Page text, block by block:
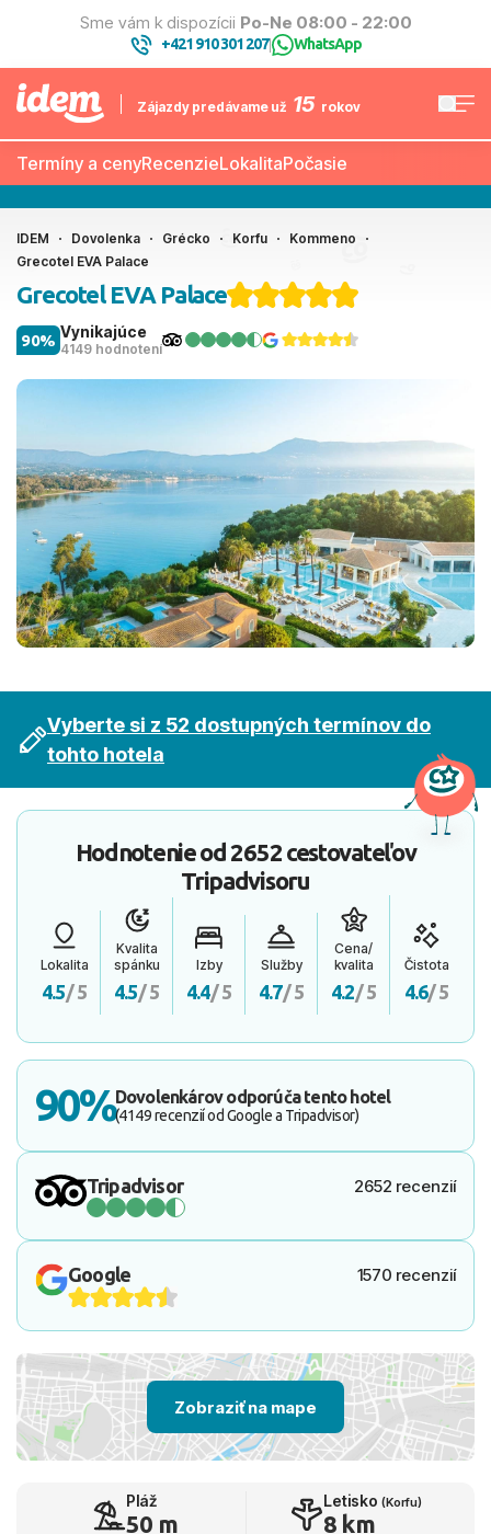
Sme vám k dispozícii Po-Ne 08:00 - 22:00
+421 910 301 207| WhatsApp
Zájazdy predávame už 15 rokov
Termíny a cenyRecenzieLokalitaPočasie
IDEM Dovolenka Grécko Korfu
Kommeno
Grecotel EVA Palace
Grecotel EVA Palace
Vynikajúce
4149 hodnotení
90%
Vyberte si z 52 dostupných termínov do
tohto hotela
Hodnotenie od2652 cestovateľov
Tripadvisoru
Lokalita
4.5/ 5
Kvalita
spánku
4.5/ 5
Izby
4.4/ 5
Služby
4.7/ 5
Cena/
kvalita
4.2/ 5
Čistota
4.6/ 5
90%Dovolenkárov odporúča tento hotel
(4149 recenzií od Google a Tripadvisor)
Tripadvisor 2652 recenzií
Google 1570 recenzií
Zobraziť na mape
Pláž
50 m
Letisko (Korfu)
8 km